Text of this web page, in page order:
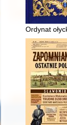
Ordynat